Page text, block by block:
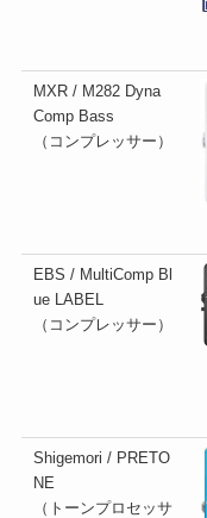
MXR / M282 Dyna
Comp Bass
（コンプレッサー）
EBS / MultiComp Bl
ue LABEL
（コンプレッサー）
Shigemori / PRETO
NE
（トーンプロセッサ